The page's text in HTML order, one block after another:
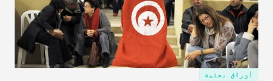
أوراق بحثية